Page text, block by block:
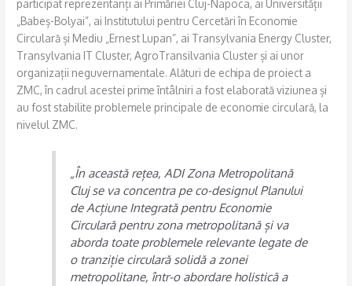
participat reprezentanți ai Primăriei Cluj-Napoca, ai Universității
„Babeș-Bolyai”, ai Institutului pentru Cercetări în Economie
Circulară și Mediu „Ernest Lupan”, ai Transylvania Energy Cluster,
Transylvania IT Cluster, AgroTransilvania Cluster și ai unor
organizații neguvernamentale. Alături de echipa de proiect a
ZMC, în cadrul acestei prime întâlniri a fost elaborată viziunea și
au fost stabilite problemele principale de economie circulară, la
nivelul ZMC.
„În această rețea, ADI Zona Metropolitană
Cluj se va concentra pe co-designul Planului
de Acțiune Integrată pentru Economie
Circulară pentru zona metropolitană și va
aborda toate problemele relevante legate de
o tranziție circulară solidă a zonei
metropolitane, într-o abordare holistică a